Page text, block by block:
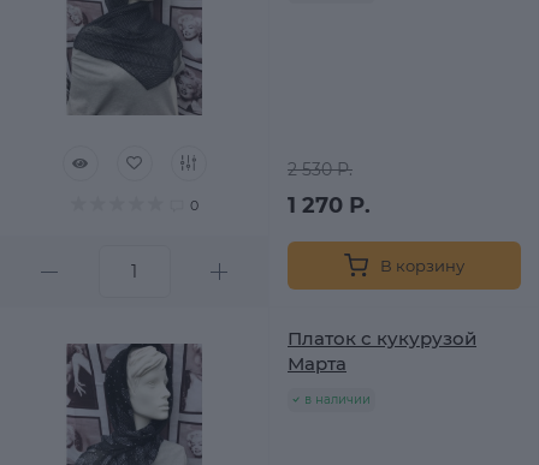
0
2 530 Р.
1 270 Р.
В корзину
Платок с кукурузой
Марта
в наличии